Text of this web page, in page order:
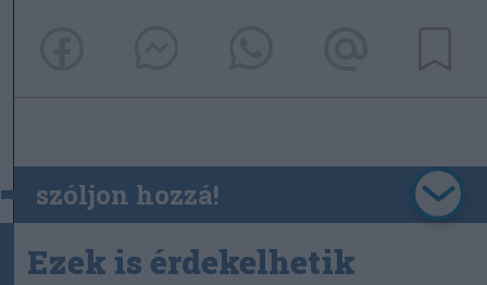
szóljon hozzá!
Ezek is érdekelhetik